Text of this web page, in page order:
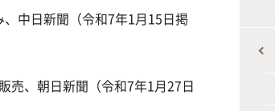
中日新聞（令和7年1月15日掲
、朝日新聞（令和7年1月27日